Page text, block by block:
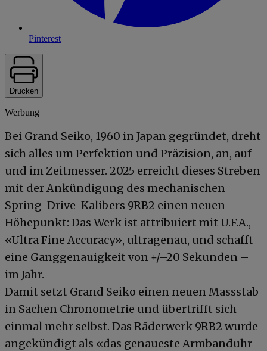
Pinterest
Drucken
Werbung
Bei Grand Seiko, 1960 in Japan gegründet, dreht
sich alles um Perfektion und Präzision, an, auf
und im Zeitmesser. 2025 erreicht dieses Streben
mit der Ankündigung des mechanischen
Spring-Drive-Kalibers 9RB2 einen neuen
Höhepunkt: Das Werk ist attribuiert mit U.F.A.,
«Ultra Fine Accuracy», ultragenau, und schafft
eine Ganggenauigkeit von +/–20 Sekunden –
im Jahr.
Damit setzt Grand Seiko einen neuen Massstab
in Sachen Chronometrie und übertrifft sich
einmal mehr selbst. Das Räderwerk 9RB2 wurde
angekündigt als «das genaueste Armbanduhr-